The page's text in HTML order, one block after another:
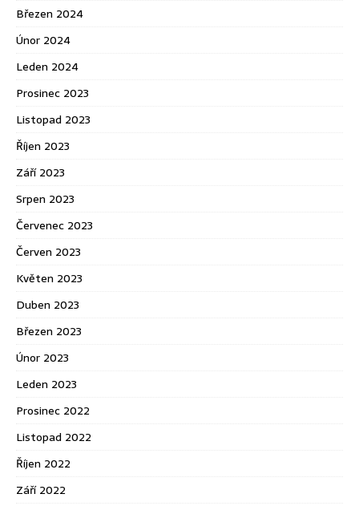
Březen 2024
Únor 2024
Leden 2024
Prosinec 2023
Listopad 2023
Říjen 2023
Září 2023
Srpen 2023
Červenec 2023
Červen 2023
Květen 2023
Duben 2023
Březen 2023
Únor 2023
Leden 2023
Prosinec 2022
Listopad 2022
Říjen 2022
Září 2022